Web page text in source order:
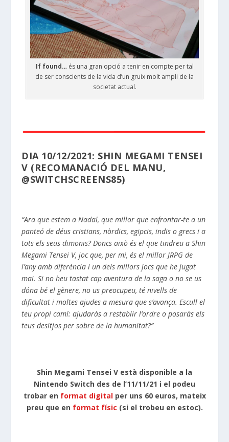
If found… és una gran opció a tenir en compte per tal
de ser conscients de la vida d’un gruix molt ampli de la
societat actual.
DIA 10/12/2021: SHIN MEGAMI TENSEI
V (RECOMANACIÓ DEL MANU,
@SWITCHSCREENS85)
“Ara que estem a Nadal, que millor que enfrontar-te a un
panteó de déus cristians, nòrdics, egipcis, indis o grecs i a
tots els seus dimonis? Doncs això és el que tindreu a Shin
Megami Tensei V, joc que, per mi, és el millor JRPG de
l’any amb diferència i un dels millors jocs que he jugat
mai. Si no heu tastat cap aventura de la saga o no se us
dóna bé el gènere, no us preocupeu, té nivells de
dificultat i moltes ajudes a mesura que s’avança. Escull el
teu propi camí: ajudaràs a restablir l’ordre o posaràs els
teus desitjos per sobre de la humanitat?”
Shin Megami Tensei V està disponible a la
Nintendo Switch des de l’11/11/21 i el podeu
trobar en format digitalper uns 60 euros, mateix
preu que en format físic (si el trobeu en estoc).